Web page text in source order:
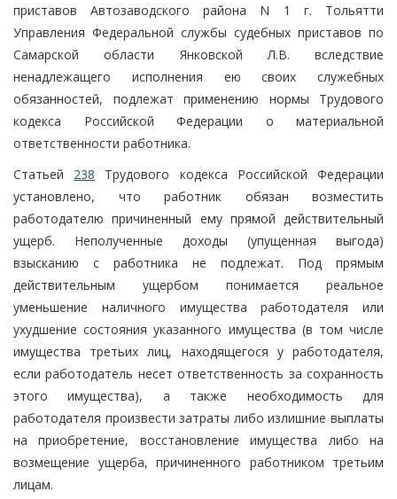
приставов Автозаводского района N 1 г. Тольятти
Управления Федеральной службы судебных приставов по
Самарской области Янковской Л.В. вследствие
ненадлежащего исполнения ею своих служебных
обязанностей, подлежат применению нормы Трудового
кодекса Российской Федерации о материальной
ответственности работника.
Статьей 238 Трудового кодекса Российской Федерации
установлено, что работник обязан возместить
работодателю причиненный ему прямой действительный
ущерб. Неполученные доходы (упущенная выгода)
взысканию с работника не подлежат. Под прямым
действительным ущербом понимается реальное
уменьшение наличного имущества работодателя или
ухудшение состояния указанного имущества (в том числе
имущества третьих лиц, находящегося у работодателя,
если работодатель несет ответственность за сохранность
этого имущества), а также необходимость для
работодателя произвести затраты либо излишние выплаты
на приобретение, восстановление имущества либо на
возмещение ущерба, причиненного работником третьим
лицам.